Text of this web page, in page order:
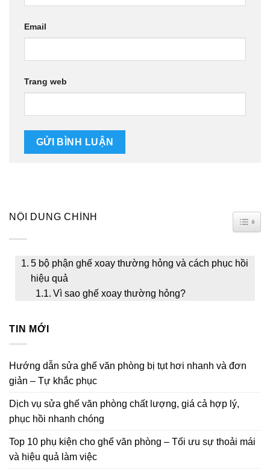
Email
Trang web
NỘI DUNG CHÍNH
5 bộ phận ghế xoay thường hỏng và cách phục hồi
hiệu quả
Vì sao ghế xoay thường hỏng?
TIN MỚI
Hướng dẫn sửa ghế văn phòng bị tụt hơi nhanh và đơn
giản – Tự khắc phục
Dịch vụ sửa ghế văn phòng chất lượng, giá cả hợp lý,
phục hồi nhanh chóng
Top 10 phụ kiện cho ghế văn phòng – Tối ưu sự thoải mái
và hiệu quả làm việc